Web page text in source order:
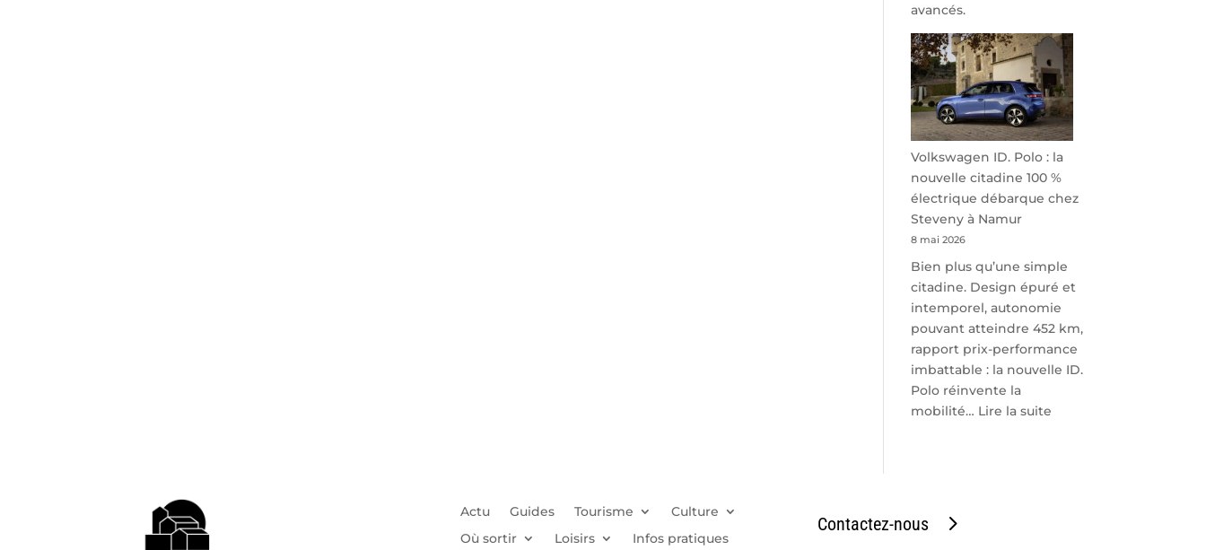
avancés.
Volkswagen ID. Polo : la
nouvelle citadine 100 %
électrique débarque chez
Steveny à Namur
8 mai 2026
Bien plus qu’une simple
citadine. Design épuré et
intemporel, autonomie
pouvant atteindre 452 km,
rapport prix-performance
imbattable : la nouvelle ID.
Polo réinvente la
mobilité… Lire la suite
Actu Guides Tourisme
Culture
Où sortir
Loisirs Infos pratiques
Contactez-nous